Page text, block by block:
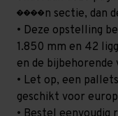
����n sectie, dan
• Deze opstelling
1.850 mm en 42
en de
• Let op, een
geschikt voor